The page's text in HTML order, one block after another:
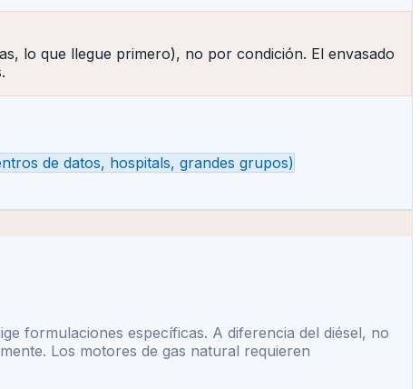
lo que llegue primero), no por condición. El envasado
de datos, hospitals, grandes grupos)
formulaciones específicas. A diferencia del diésel, no
Los motores de gas natural requieren